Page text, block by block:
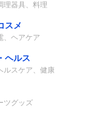
理器具、料理
スメ
、ヘアケア
ヘルス
ルスケア、健康
ツグッズ